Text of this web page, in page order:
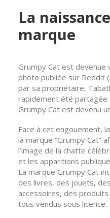
La
marque
Grumpy Cat est
photo publiée sur Reddit
par sa propriétaire,
rapidement été partagée
Grumpy Cat est devenu
Face à cet engouement,
la marque “Grumpy Cat”
l’image de la chatte
et les apparitions
La marque Grumpy Cat
des livres, des jouets,
accessoires, des
tous vendus sous licence.